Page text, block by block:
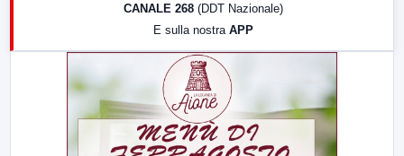
CANALE 268 (DDT Nazionale)
E sulla nostra APP